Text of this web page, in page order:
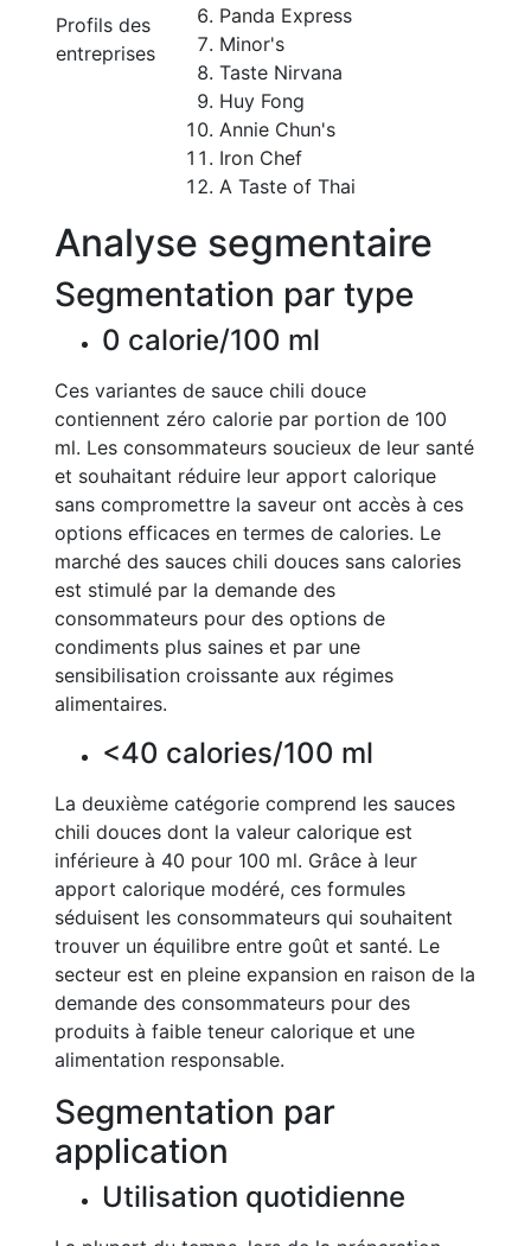
Profils des
entreprises
Panda Express
Minor's
Taste Nirvana
Huy Fong
Annie Chun's
Iron Chef
A Taste of Thai
Analyse segmentaire
Segmentation par type
0 calorie/100 ml
Ces variantes de sauce chili douce
contiennent zéro calorie par portion de 100
ml. Les consommateurs soucieux de leur santé
et souhaitant réduire leur apport calorique
sans compromettre la saveur ont accès à ces
options efficaces en termes de calories. Le
marché des sauces chili douces sans calories
est stimulé par la demande des
consommateurs pour des options de
condiments plus saines et par une
sensibilisation croissante aux régimes
alimentaires.
<40 calories/100 ml
La deuxième catégorie comprend les sauces
chili douces dont la valeur calorique est
inférieure à 40 pour 100 ml. Grâce à leur
apport calorique modéré, ces formules
séduisent les consommateurs qui souhaitent
trouver un équilibre entre goût et santé. Le
secteur est en pleine expansion en raison de la
demande des consommateurs pour des
produits à faible teneur calorique et une
alimentation responsable.
Segmentation par
application
Utilisation quotidienne